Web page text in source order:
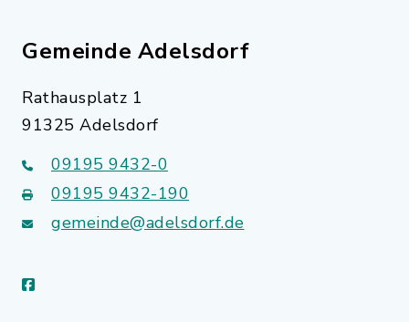
Gemeinde Adelsdorf
Rathausplatz 1
91325 Adelsdorf
09195 9432-0
09195 9432-190
gemeinde@adelsdorf.de
facebook